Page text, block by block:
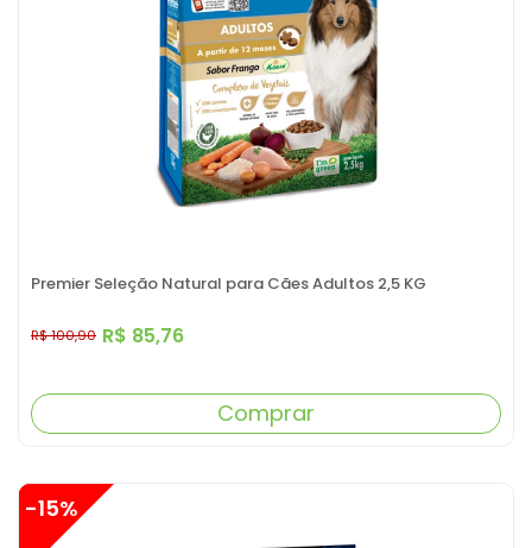
Premier Seleção Natural para Cães Adultos 2,5 KG
R$ 85,76
R$ 100,90
Comprar
-15%